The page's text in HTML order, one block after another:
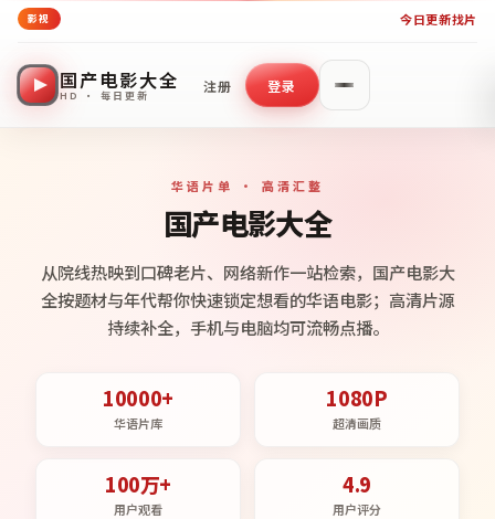
影视 今日更新找片
国产电影大全
HD · 每日更新
注册 登录
华语片单 · 高清汇整
国产电影大全
从院线热映到口碑老片、网络新作一站检索，国产电影大
全按题材与年代帮你快速锁定想看的华语电影；高清片源
持续补全，手机与电脑均可流畅点播。
10000+
华语片库
1080P
超清画质
100万+
用户观看
4.9
用户评分